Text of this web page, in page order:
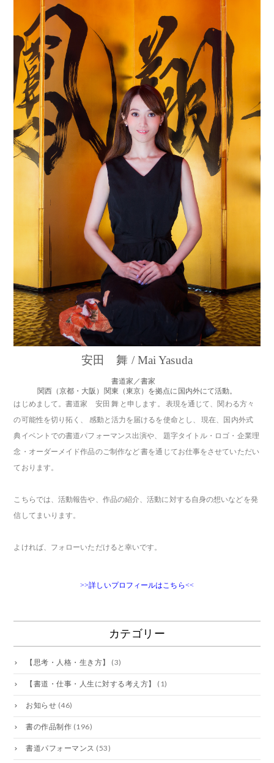
安田 舞 / Mai Yasuda
書道家／書家
関西（京都・大阪）関東（東京）を拠点に国内外にて活動。
はじめまして。書道家 安田 舞 と申します。 表現を通じて、関わる方々
の可能性を切り拓く、 感動と活力を届けるを使命とし、 現在、国内外式
典イベントでの書道パフォーマンス出演や、 題字タイトル・ロゴ・企業理
念・オーダーメイド作品のご制作など 書を通じてお仕事をさせていただい
ております。
こちらでは、活動報告や、作品の紹介、活動に対する自身の想いなどを発
信してまいります。
よければ、フォローいただけると幸いです。
>>詳しいプロフィールはこちら<<
カテゴリー
【思考・人格・生き方】 (3)
【書道・仕事・人生に対する考え方】 (1)
お知らせ (46)
書の作品制作 (196)
書道パフォーマンス (53)